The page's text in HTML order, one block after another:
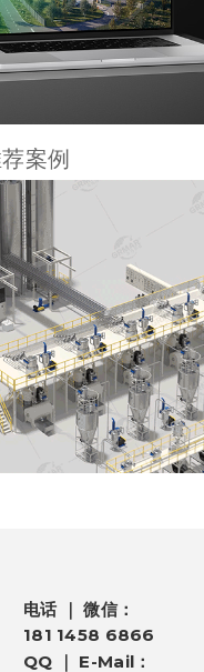
案例
电话 ｜ 微信：
181 1458 6866
QQ ｜ E-Mail：